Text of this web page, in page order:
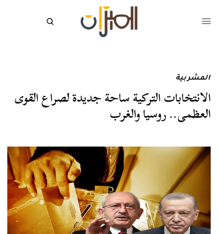
المشربية
الانتخابات التركية ساحة جديدة لصراع القوى
العظمى.. روسيا والغرب